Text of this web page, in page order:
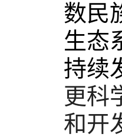
数民
生态
持续
更科
和开